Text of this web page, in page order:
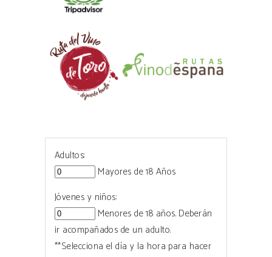
Adultos:
Mayores de 18 Años
Jóvenes y niños:
Menores de 18 años. Deberán
ir acompañados de un adulto.
**Selecciona el día y la hora para hacer